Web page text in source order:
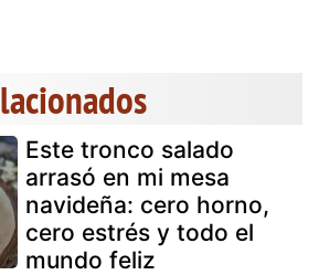
Este tronco salado
arrasó en mi mesa
navideña: cero horno,
cero estrés y todo el
mundo feliz